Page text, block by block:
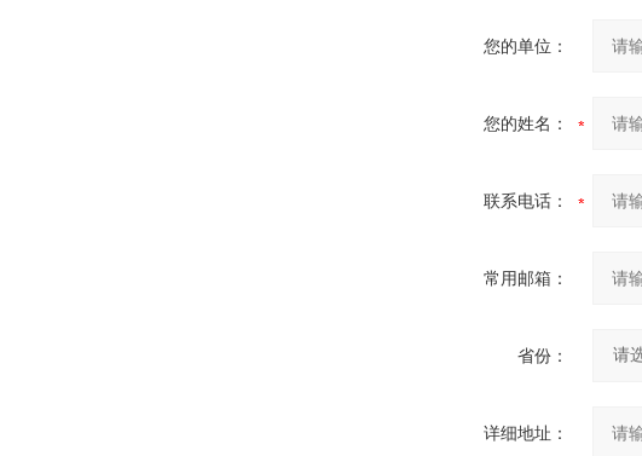
您的单位：
您的姓名：
联系电话：
常用邮箱：
省份：
详细地址：